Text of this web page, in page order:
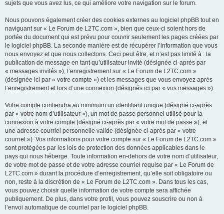
sujets que vous avez lus, ce qui améliore votre navigation sur le forum.
Nous pouvons également créer des cookies externes au logiciel phpBB tout en
naviguant sur « Le Forum de L2TC.com », bien que ceux-ci soient hors de
portée du document qui est prévu pour couvrir seulement les pages créées par
le logiciel phpBB. La seconde manière est de récupérer l’information que vous
nous envoyez et que nous collectons. Ceci peut être, et n’est pas limité à : la
publication de message en tant qu’utilisateur invité (désignée ci-après par
« messages invités »), l’enregistrement sur « Le Forum de L2TC.com »
(désignée ici par « votre compte ») et les messages que vous envoyez après
l’enregistrement et lors d’une connexion (désignés ici par « vos messages »).
Votre compte contiendra au minimum un identifiant unique (désigné ci-après
par « votre nom d’utilisateur »), un mot de passe personnel utilisé pour la
connexion à votre compte (désigné ci-après par « votre mot de passe »), et
une adresse courriel personnelle valide (désignée ci-après par « votre
courriel »). Vos informations pour votre compte sur « Le Forum de L2TC.com »
sont protégées par les lois de protection des données applicables dans le
pays qui nous héberge. Toute information en-dehors de votre nom d’utilisateur,
de votre mot de passe et de votre adresse courriel requise par « Le Forum de
L2TC.com » durant la procédure d’enregistrement, qu’elle soit obligatoire ou
non, reste à la discrétion de « Le Forum de L2TC.com ». Dans tous les cas,
vous pouvez choisir quelle information de votre compte sera affichée
publiquement. De plus, dans votre profil, vous pouvez souscrire ou non à
l’envoi automatique de courriel par le logiciel phpBB.